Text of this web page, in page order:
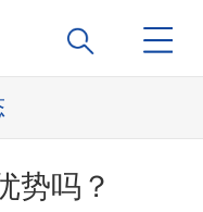
势吗？